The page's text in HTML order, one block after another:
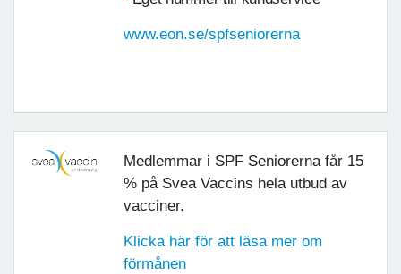
www.eon.se/spfseniorerna
Medlemmar i SPF Seniorerna får 15
% på Svea Vaccins hela utbud av
vacciner.
Klicka här för att läsa mer om
förmånen